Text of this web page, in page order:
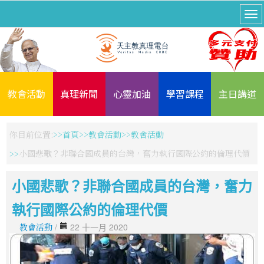
教會活動 真理新聞 心靈加油 學習課程 主日講道
你目前位置: 首頁 教會活動
教會活動
小國悲歌？非聯合國成員的台灣，奮力執行國際公約的倫理代價
小國悲歌？非聯合國成員的台灣，奮力
執行國際公約的倫理代價
教會活動 / 22 十一月 2020